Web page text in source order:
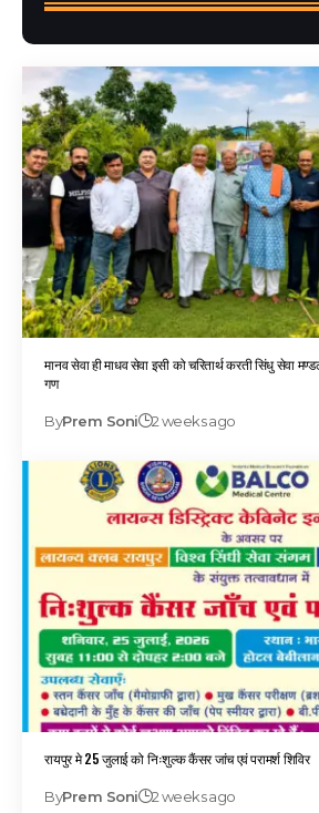
मानव सेवा ही माधव सेवा इसी को चरितार्थ करती सिंधु सेवा
गण
ByPrem Soni 2 weeks ago
रायपुर मे 25 जुलाई को निःशुल्क कैंसर जांच एवं परामर्श शिविर
ByPrem Soni 2 weeks ago